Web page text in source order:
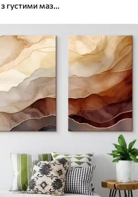
Абстрактний живопис з густими мазками, бежевими та коричневими тонами, фактурною поверхнею, нейтральною кольоровою гамою